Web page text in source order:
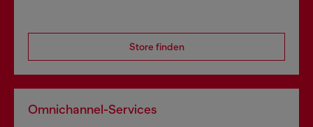
Store finden
Omnichannel-Services